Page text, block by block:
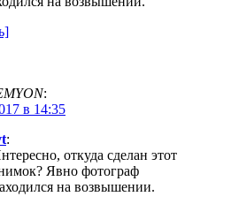
:
в 14:35
:
откуда сделан этот
Явно фотограф
на возвышении.